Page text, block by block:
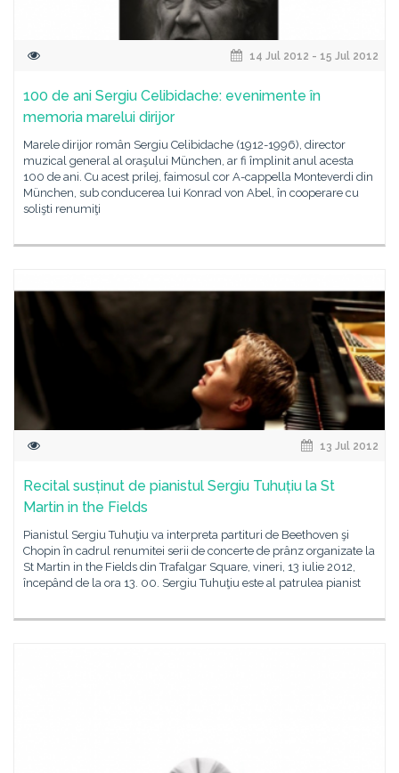
14 Jul 2012 - 15 Jul 2012
100 de ani Sergiu Celibidache: evenimente în
memoria marelui dirijor
Marele dirijor român Sergiu Celibidache (1912-1996), director
muzical general al oraşului München, ar fi împlinit anul acesta
100 de ani. Cu acest prilej, faimosul cor A-cappella Monteverdi din
München, sub conducerea lui Konrad von Abel, în cooperare cu
solişti renumiţi
13 Jul 2012
Recital susținut de pianistul Sergiu Tuhuțiu la St
Martin in the Fields
Pianistul Sergiu Tuhuţiu va interpreta partituri de Beethoven şi
Chopin în cadrul renumitei serii de concerte de prânz organizate la
St Martin in the Fields din Trafalgar Square, vineri, 13 iulie 2012,
începând de la ora 13. 00. Sergiu Tuhuţiu este al patrulea pianist